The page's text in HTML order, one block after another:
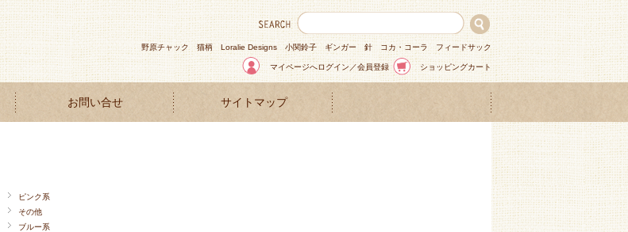
野原チャック 猫柄 Loralie Designs 小関鈴子 ギンガー 針 コカ・コーラ フィードサック
マイページへログイン／会員登録 ショッピングカート
お問い合せ サイトマップ
ピンク系
その他
ブルー系